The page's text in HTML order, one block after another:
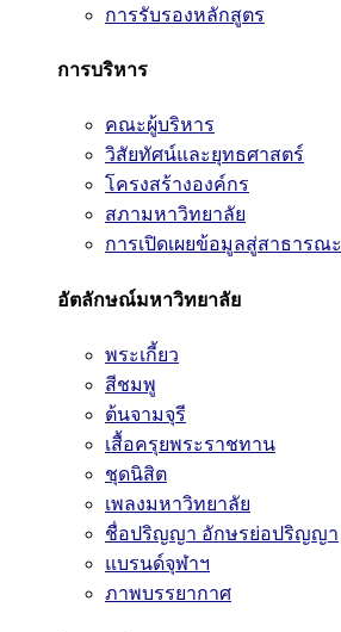
การรับรองหลักสูตร
การบริหาร
คณะผู้บริหาร
วิสัยทัศน์และยุทธศาสตร์
โครงสร้างองค์กร
สภามหาวิทยาลัย
การเปิดเผยข้อมูลสู่สาธารณะ
อัตลักษณ์มหาวิทยาลัย
พระเกี้ยว
สีชมพู
ต้นจามจุรี
เสื้อครุยพระราชทาน
ชุดนิสิต
เพลงมหาวิทยาลัย
ชื่อปริญญา อักษรย่อปริญญา
แบรนด์จุฬาฯ
ภาพบรรยากาศ